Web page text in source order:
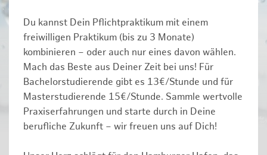
Du kannst Dein Pflichtpraktikum mit einem
freiwilligen Praktikum (bis zu 3 Monate)
kombinieren – oder auch nur eines davon wählen.
Mach das Beste aus Deiner Zeit bei uns! Für
Bachelorstudierende gibt es 13€/Stunde und für
Masterstudierende 15€/Stunde. Sammle wertvolle
Praxiserfahrungen und starte durch in Deine
berufliche Zukunft – wir freuen uns auf Dich!